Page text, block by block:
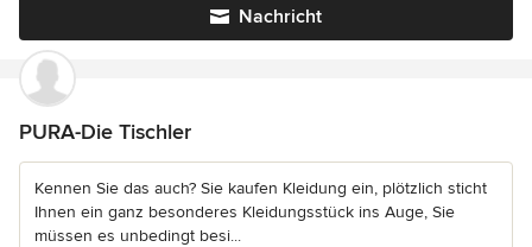
Nachricht
PURA-Die Tischler
Kennen Sie das auch? Sie kaufen Kleidung ein, plötzlich sticht
Ihnen ein ganz besonderes Kleidungsstück ins Auge, Sie
müssen es unbedingt besi...